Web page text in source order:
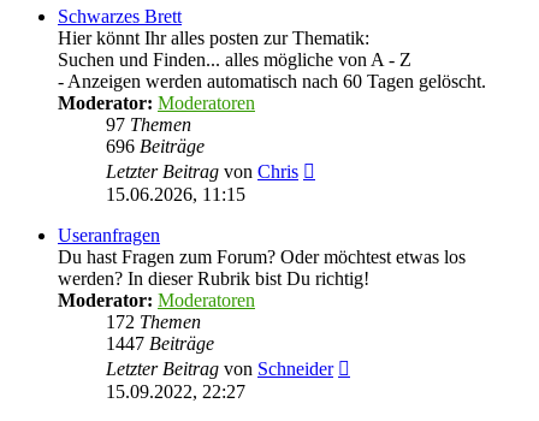
Schwarzes Brett
Hier könnt Ihr alles posten zur Thematik:
Suchen und Finden... alles mögliche von A - Z
- Anzeigen werden automatisch nach 60 Tagen gelöscht.
Moderator: Moderatoren
97 Themen
696 Beiträge
Letzter Beitrag von Chris
15.06.2026, 11:15
Useranfragen
Du hast Fragen zum Forum? Oder möchtest etwas los
werden? In dieser Rubrik bist Du richtig!
Moderator: Moderatoren
172 Themen
1447 Beiträge
Letzter Beitrag von Schneider
15.09.2022, 22:27